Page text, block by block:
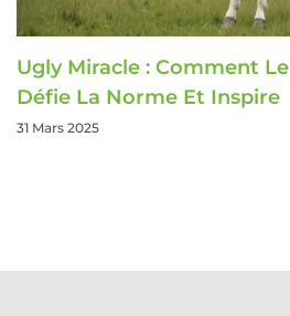
Ugly Miracle : Comment
Défie La Norme Et Inspire
31 Mars 2025